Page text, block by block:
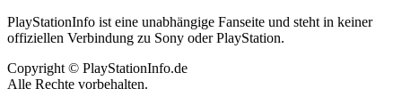
PlayStationInfo ist eine unabhängige Fanseite und steht in keiner
offiziellen Verbindung zu Sony oder PlayStation.
Copyright © PlayStationInfo.de
Alle Rechte vorbehalten.